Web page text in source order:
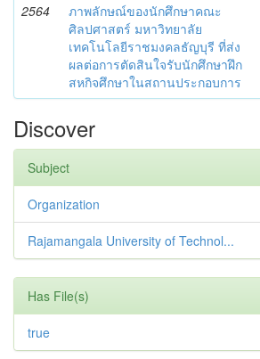
2564
ภาพลักษณ์ของนักศึกษาคณะ
ศิลปศาสตร์ มหาวิทยาลัย
เทคโนโลยีราชมงคลธัญบุรี ที่ส่ง
ผลต่อการตัดสินใจรับนักศึกษาฝึก
สหกิจศึกษาในสถานประกอบการ
Discover
Subject
Organization
Rajamangala University of Technol...
Has File(s)
true